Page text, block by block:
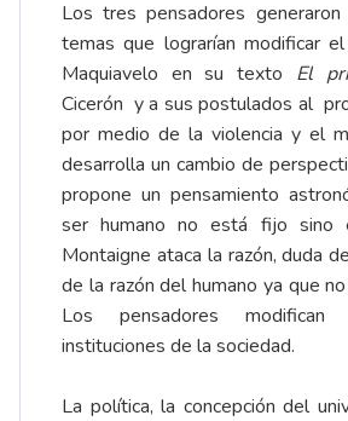
Los tres pensadores
temas que lograrían modificar
Maquiavelo en su texto El
Cicerón y a sus postulados al
por medio de la violencia y el
desarrolla un cambio de
propone un pensamiento
ser humano no está fijo sino
Montaigne ataca la razón, duda
de la razón del humano ya que
Los pensadores modifican
instituciones de la sociedad.
La política, la concepción del